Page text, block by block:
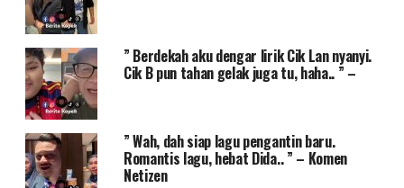
” Berdekah aku dengar lirik Cik Lan nyanyi.
Cik B pun tahan gelak juga tu, haha.. ” –
” Wah, dah siap lagu pengantin baru.
Romantis lagu, hebat Dida.. ” – Komen
Netizen